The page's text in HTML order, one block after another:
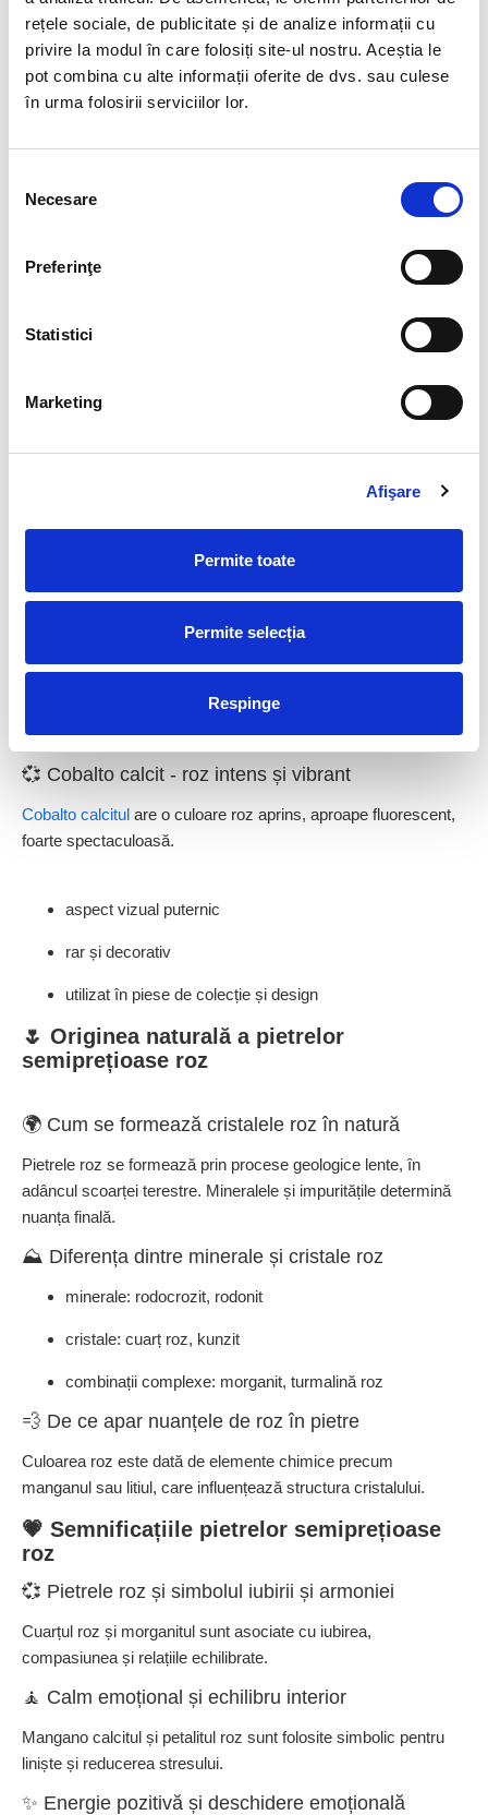
rețele sociale, de publicitate și de analize informații cu
privire la modul în care folosiți site-ul nostru. Aceștia le
pot combina cu alte informații oferite de dvs. sau culese
în urma folosirii serviciilor lor.
consimțământului
Necesare
Preferinţe
Statistici
Marketing
Afişare
Permite toate
Permite selecția
Respinge
Mangano calcitulare o culoare foarte delicată, aproape
lăptoasă, cu un efect calmant vizual.
este o piatră rară, cu aspect translucid și o energie
apreciat de colecționari
💞 Cobalto calcit - roz intens și vibrant
Cobalto calcitul are o culoare roz aprins, aproape fluorescent,
foarte spectaculoasă.
aspect vizual puternic
rar și decorativ
utilizat în piese de colecție și design
🌷 Originea naturală a pietrelor
semiprețioase roz
🌍 Cum se formează cristalele roz în natură
Pietrele roz se formează prin procese geologice lente, în
adâncul scoarței terestre. Mineralele și impuritățile determină
nuanța finală.
⛰️ Diferența dintre minerale și cristale roz
minerale: rodocrozit, rodonit
cristale: cuarț roz, kunzit
combinații complexe: morganit, turmalină roz
💨 De ce apar nuanțele de roz în pietre
Culoarea roz este dată de elemente chimice precum
manganul sau litiul, care influențează structura cristalului.
💗 Semnificațiile pietrelor semiprețioase
roz
💞 Pietrele roz și simbolul iubirii și armoniei
Cuarțul roz și morganitul sunt asociate cu iubirea,
compasiunea și relațiile echilibrate.
🧘 Calm emoțional și echilibru interior
Mangano calcitul și petalitul roz sunt folosite simbolic pentru
liniște și reducerea stresului.
✨ Energie pozitivă și deschidere emoțională